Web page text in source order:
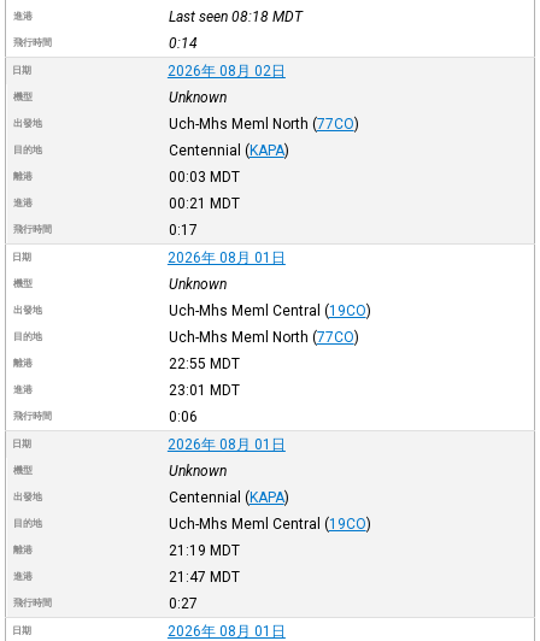
進港 Last seen 08:18 MDT
飛行時間 0:14
日期 2026年 08月 02日
機型 Unknown
出發地 Uch-Mhs Meml North (77CO)
目的地 Centennial (KAPA)
離港 00:03 MDT
進港 00:21 MDT
飛行時間 0:17
日期 2026年 08月 01日
機型 Unknown
出發地 Uch-Mhs Meml Central (19CO)
目的地 Uch-Mhs Meml North (77CO)
離港 22:55 MDT
進港 23:01 MDT
飛行時間 0:06
日期 2026年 08月 01日
機型 Unknown
出發地 Centennial (KAPA)
目的地 Uch-Mhs Meml Central (19CO)
離港 21:19 MDT
進港 21:47 MDT
飛行時間 0:27
日期 2026年 08月 01日